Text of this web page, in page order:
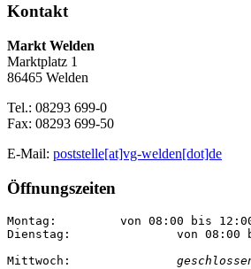
Kontakt
Markt Welden
Marktplatz 1
86465 Welden
Tel.: 08293 699-0
Fax: 08293 699-50
E-Mail: poststelle[at]vg-welden[dot]de
Öffnungszeiten
Montag:		von 08:00 bis 12:00 Uhr
Dienstag:		von 08:00 bis 12:00 Uhr